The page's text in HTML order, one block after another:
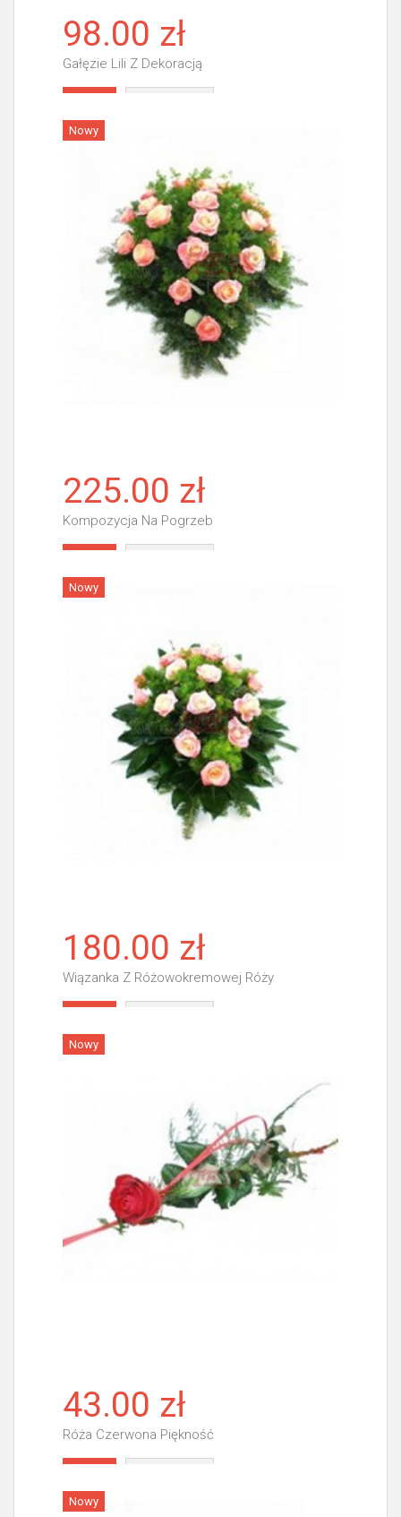
98.00 zł
Gałęzie Lili Z Dekoracją
Nowy
225.00 zł
Kompozycja Na Pogrzeb
Nowy
180.00 zł
Wiązanka Z Różowokremowej Róży
Nowy
43.00 zł
Róża Czerwona Piękność
Nowy